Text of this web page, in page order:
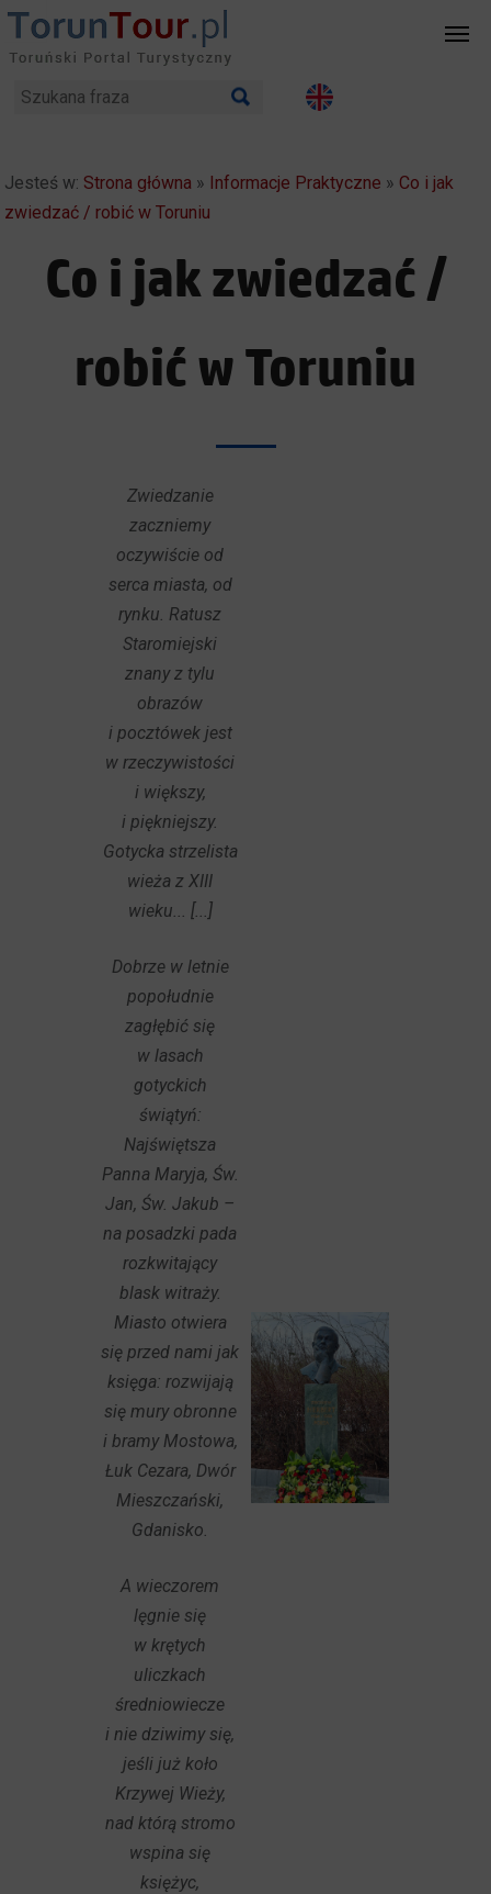
Jesteś w: Strona główna » Informacje Praktyczne » Co i jak
zwiedzać / robić w Toruniu
Co i jak zwiedzać /
robić w Toruniu
Zwiedzanie
zaczniemy
oczywiście od
serca miasta, od
rynku. Ratusz
Staromiejski
znany z tylu
obrazów
i pocztówek jest
w rzeczywistości
i większy,
i piękniejszy.
Gotycka strzelista
wieża z XIII
wieku... [...]
Dobrze w letnie
popołudnie
zagłębić się
w lasach
gotyckich
świątyń:
Najświętsza
Panna Maryja, Św.
Jan, Św. Jakub –
na posadzki pada
rozkwitający
blask witraży.
Miasto otwiera
się przed nami jak
księga: rozwijają
się mury obronne
i bramy Mostowa,
Łuk Cezara, Dwór
Mieszczański,
Gdanisko.
A wieczorem
lęgnie się
w krętych
uliczkach
średniowiecze
i nie dziwimy się,
jeśli już koło
Krzywej Wieży,
nad którą stromo
wspina się
księżyc,